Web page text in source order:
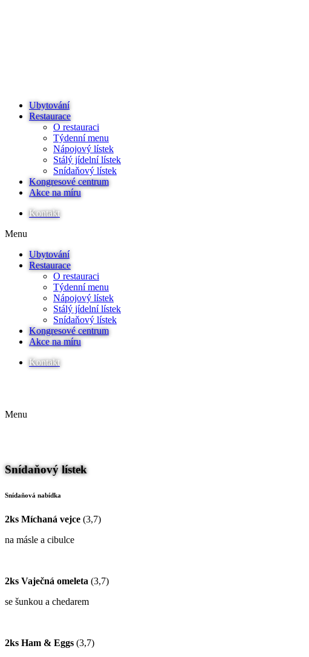
Ubytování
Restaurace
O restauraci
Týdenní menu
Nápojový lístek
Stálý jídelní lístek
Snídaňový lístek
Kongresové centrum
Akce na míru
Kontakt
Menu
Ubytování
Restaurace
O restauraci
Týdenní menu
Nápojový lístek
Stálý jídelní lístek
Snídaňový lístek
Kongresové centrum
Akce na míru
Kontakt
Menu
Snídaňový lístek
Snídaňová nabídka
2ks Míchaná vejce (3,7)
na másle a cibulce
2ks Vaječná omeleta (3,7)
se šunkou a chedarem
2ks Ham & Eggs (3,7)